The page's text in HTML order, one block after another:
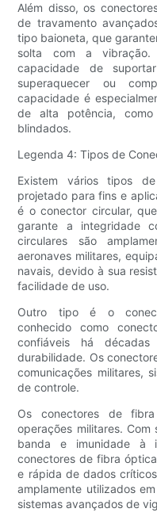
Além disso, os
de travamento
tipo baioneta, que
solta com a
capacidade de
superaquecer ou
capacidade é
de alta potência,
blindados.
Legenda 4: Tipos de
Existem vários tipos
projetado para fins e
é o conector circular,
garante a integridade
circulares são
aeronaves militares,
navais, devido à sua
facilidade de uso.
Outro tipo é o
conhecido como
confiáveis ​​há
durabilidade. Os
comunicações militares,
de controle.
Os conectores de
operações militares.
banda e imunidade à
conectores de fibra
e rápida de dados
amplamente utilizados
sistemas avançados de